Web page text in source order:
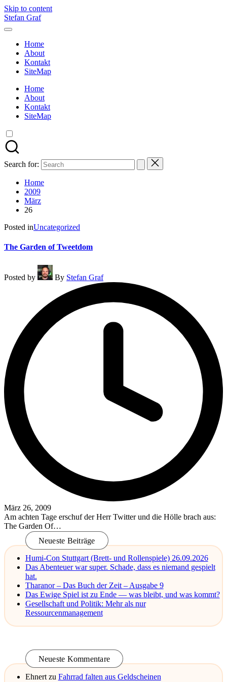
Skip to content
Stefan Graf
Home
About
Kontakt
SiteMap
Home
About
Kontakt
SiteMap
Search for:
Home
2009
März
26
Posted inUncategorized
The Garden of Tweetdom
Posted by By Stefan Graf
März 26, 2009
Am achten Tage erschuf der Herr Twitter und die Hölle brach aus:
The Garden Of…
Read More
Neueste Beiträge
Humi-Con Stuttgart (Brett- und Rollenspiele) 26.09.2026
Das Abenteuer war super. Schade, dass es niemand gespielt
hat.
Tharanor – Das Buch der Zeit – Ausgabe 9
Das Ewige Spiel ist zu Ende — was bleibt, und was kommt?
Gesellschaft und Politik: Mehr als nur
Ressourcenmanagement
Neueste Kommentare
Ehnertzu Fahrrad falten aus Geldscheinen